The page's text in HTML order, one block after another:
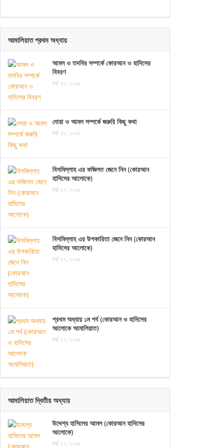
আমালিয়াত প্রথম অধ্যায়
আমল ও তদবির সম্পর্কে কোরআন ও হাদিসের
বিবরণ
মার্চ ২০, ২০১৯
দোয়া ও আমল সম্পর্কে জরুরি কিছু কথা
মার্চ ২০, ২০১৯
বিসমিল্লাহ এর ফজিলত জেনে নিন (কোরআন
হাদিসের আলোকে)
মার্চ ২৭, ২০১৯
বিসমিল্লাহ এর উপকারিতা জেনে নিন (কোরআন
হাদিসের আলোকে)
মার্চ ২৭, ২০১৯
প্রথম অধ্যায় ১ম পর্ব (কোরআন ও হাদিসের
আলোকে আমালিয়াত)
মার্চ ২৭, ২০১৯
আমালিয়াত দ্বিতীয় অধ্যায়
উদ্দেশ্য হাসিলের আমল (কোরআন হাদিসের
আলোকে)
মার্চ ২৭, ২০১৯